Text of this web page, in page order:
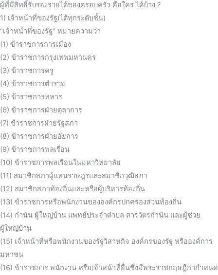
ผู้ที่มีสิทธิ์รับรองรายได้ของครอบครัว คือใคร ได้บ้าง ?
1) เจ้าหน้าที่ของรัฐ(ได้ทุกระดับชั้น)
“เจ้าหน้าที่ของรัฐ” หมายความว่า
(1) ข้าราชการการเมือง
(2) ข้าราชการกรุงเทพมหานคร
(3) ข้าราชการครู
(4) ข้าราชการตำรวจ
(5) ข้าราชการทหาร
(6) ข้าราชการฝ่ายตุลาการ
(7) ข้าราชการฝ่ายรัฐสภา
(8) ข้าราชการฝ่ายอัยการ
(9) ข้าราชการพลเรือน
(10) ข้าราชการพลเรือนในมหาวิทยาลัย
(11) สมาชิกสภาผู้แทนราษฎรและสมาชิกวุฒิสภา
(12) สมาชิกสภาท้องถิ่นและหรือผู้บริหารท้องถิ่น
(13) ข้าราชการหรือพนักงานขององค์กรปกครองส่วนท้องถิ่น
(14) กำนัน ผู้ใหญ่บ้าน แพทย์ประจำตำบล สารวัตรกำนัน และผู้ช่วย
ผู้ใหญ่บ้าน
(15) เจ้าหน้าที่หรือพนักงานของรัฐวิสาหกิจ องค์กรของรัฐ หรือองค์การ
มหาชน
(16) ข้าราชการ พนักงาน หรือเจ้าหน้าที่อื่นซึ่งมีพระราชกฤษฎีกากำหนด